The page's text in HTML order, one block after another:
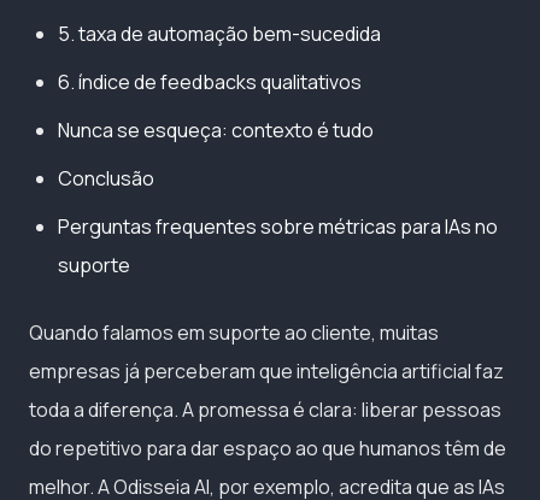
5. taxa de automação bem-sucedida
6. índice de feedbacks qualitativos
Nunca se esqueça: contexto é tudo
Conclusão
Perguntas frequentes sobre métricas para IAs no
suporte
Quando falamos em suporte ao cliente, muitas
empresas já perceberam que inteligência artificial faz
toda a diferença. A promessa é clara: liberar pessoas
do repetitivo para dar espaço ao que humanos têm de
melhor. A Odisseia AI, por exemplo, acredita que as IAs